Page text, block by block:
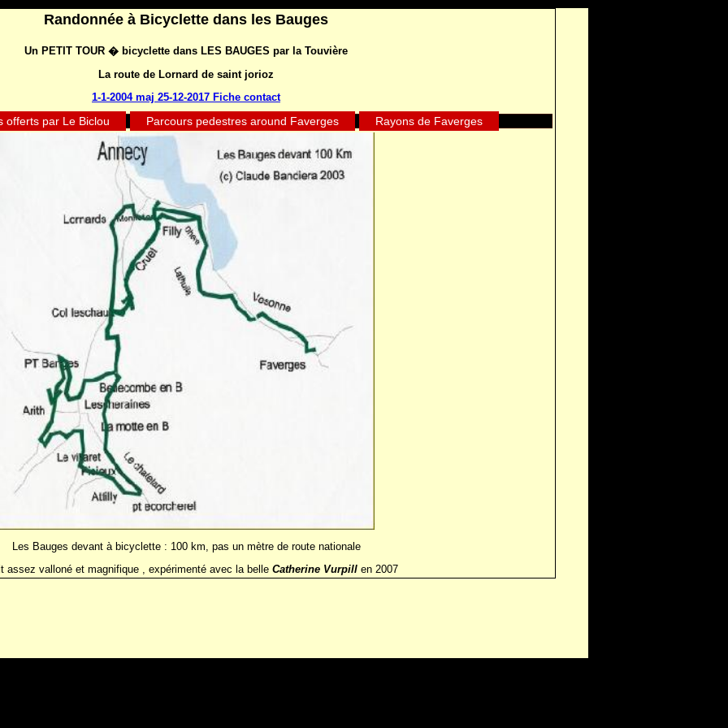
Randonnée à Bicyclette dans les Bauges
Un PETIT TOUR � bicyclette dans LES BAUGES par la Touvière
La route de Lornard de saint jorioz
1-1-2004 maj 25-12-2017 Fiche contact
offerts par Le Biclou Parcours pedestres around Faverges Rayons de Faverges
Les Bauges devant à bicyclette : 100 km, pas un mètre de route nationale
assez valloné et magnifique , expérimenté avec la belle Catherine Vurpill en 2007